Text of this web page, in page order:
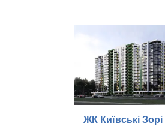
ЖК Київські Зорі